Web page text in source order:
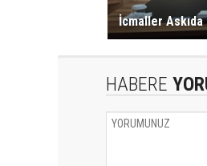
İcmaller Askıda
HABERE